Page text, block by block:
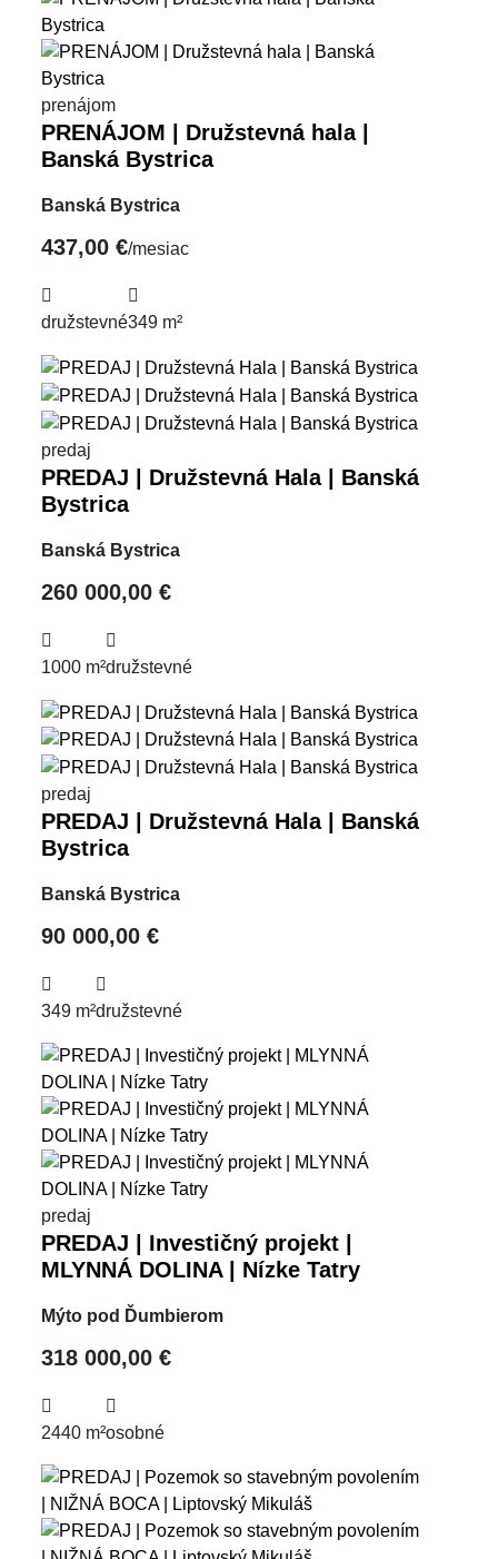
prenájom
PRENÁJOM | Družstevná hala |
Banská Bystrica
Banská Bystrica
437,00 €/mesiac
družstevné349 m²
predaj
PREDAJ | Družstevná Hala | Banská
Bystrica
Banská Bystrica
260 000,00 €
1000 m²družstevné
predaj
PREDAJ | Družstevná Hala | Banská
Bystrica
Banská Bystrica
90 000,00 €
349 m²družstevné
predaj
PREDAJ | Investičný projekt |
MLYNNÁ DOLINA | Nízke Tatry
Mýto pod Ďumbierom
318 000,00 €
2440 m²osobné